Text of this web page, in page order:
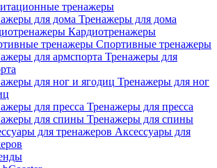
тренажеры
Тренажеры для дома
Кардиотренажеры
Спортивные тренажеры
Тренажеры для
Тренажеры для ног
Тренажеры для пресса
Тренажеры для спины
Аксессуары для